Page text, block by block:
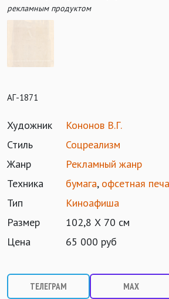
рекламным продуктом
АГ-1871
Художник
Кононов В.Г.
Стиль
Соцреализм
Жанр
Рекламный жанр
Техника
бумага, офсетная
Тип
Киноафиша
Размер
102,8 Х 70 см
Цена
65 000 руб
ТЕЛЕГРАМ MAX